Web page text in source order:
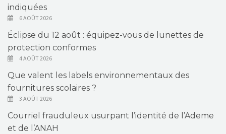
indiquées
6 AOÛT 2026
Éclipse du 12 août : équipez-vous de lunettes de
protection conformes
4 AOÛT 2026
Que valent les labels environnementaux des
fournitures scolaires ?
3 AOÛT 2026
Courriel frauduleux usurpant l’identité de l’Ademe
et de l’ANAH